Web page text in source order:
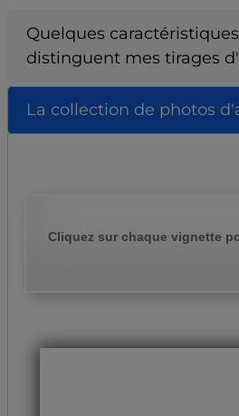
Quelques
distinguent mes tirages
La collection de photos
Cliquez sur chaque vignette